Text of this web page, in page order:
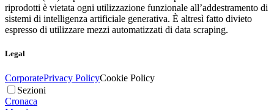
riprodotti è vietata ogni utilizzazione funzionale all’addestramento di
sistemi di intelligenza artificiale generativa. È altresì fatto divieto
espresso di utilizzare mezzi automatizzati di data scraping.
Legal
CorporatePrivacy PolicyCookie Policy
Sezioni
Cronaca